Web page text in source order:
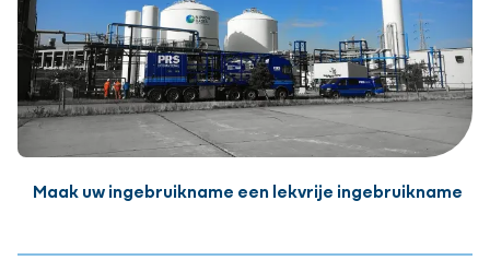
Maak uw ingebruikname een lekvrije ingebruikname